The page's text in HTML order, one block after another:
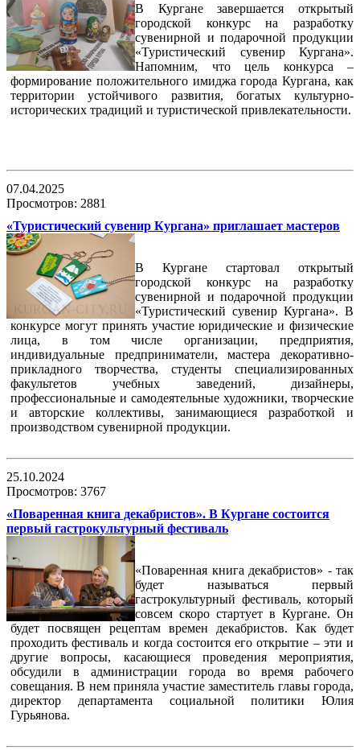
В Кургане завершается открытый
городской конкурс на разработку
сувенирной и подарочной продукции
«Туристический сувенир Кургана».
Напомним, что цель конкурса –
формирование положительного имиджа города Кургана, как
территории устойчивого развития, богатых культурно-
исторических традиций и туристической привлекательности.
07.04.2025
Просмотров: 2881
«Туристический сувенир Кургана» приглашает мастеров
В Кургане стартовал открытый
городской конкурс на разработку
сувенирной и подарочной продукции
«Туристический сувенир Кургана». В
конкурсе могут принять участие юридические и физические
лица, в том числе организации, предприятия,
индивидуальные предприниматели, мастера декоративно-
прикладного творчества, студенты специализированных
факультетов учебных заведений, дизайнеры,
профессиональные и самодеятельные художники, творческие
и авторские коллективы, занимающиеся разработкой и
производством сувенирной продукции.
25.10.2024
Просмотров: 3767
«Поваренная книга декабристов». В Кургане состоится
первый гастрокультурный фестиваль
«Поваренная книга декабристов» - так
будет называться первый
гастрокультурный фестиваль, который
совсем скоро стартует в Кургане. Он
будет посвящен рецептам времен декабристов. Как будет
проходить фестиваль и когда состоится его открытие – эти и
другие вопросы, касающиеся проведения мероприятия,
обсудили в администрации города во время рабочего
совещания. В нем приняла участие заместитель главы города,
директор департамента социальной политики Юлия
Гурьянова.